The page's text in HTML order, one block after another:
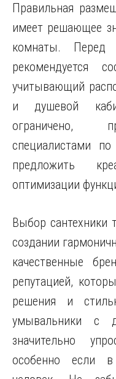
Правильная
имеет решающее
комнаты. Перед
рекомендуется
учитывающий
и душевой
ограничено,
специалистами
предложить
оптимизации
Выбор сантехники
создании
качественные
репутацией,
решения и
умывальники с
значительно
особенно если